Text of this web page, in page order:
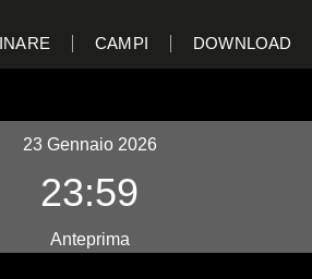
CAMPI DOWNLOAD
23 Gennaio 2026
23:59
Anteprima